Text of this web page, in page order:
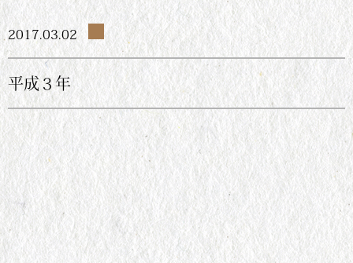
2017.03.02
平成３年